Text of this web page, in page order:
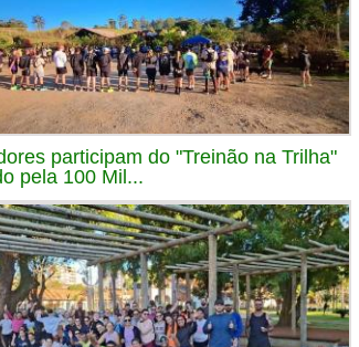
participam do "Treinão na Trilha"
pela 100 Mil...